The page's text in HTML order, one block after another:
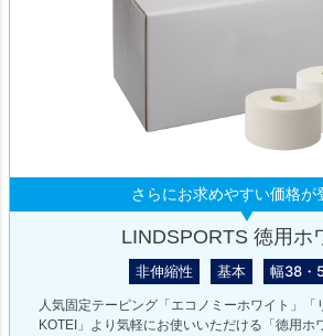
さらにお求めやすい価格が
LINDSPORTS 徳用ホ
非伸縮性 基本 幅38・
人気固定テーピング「エコノミーホワイト」「
KOTEI」より気軽にお使いいただける「徳用ホ